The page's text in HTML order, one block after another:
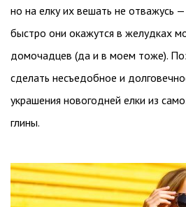
но на елку их вешать не отважусь
быстро они окажутся в желудках
домочадцев (да и в моем тоже).
сделать несъедобное и
украшения новогодней елки из
глины.